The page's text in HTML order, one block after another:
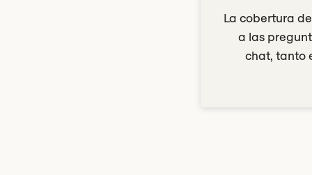
La cobertura
a las
chat, tanto